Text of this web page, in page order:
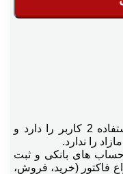
نرم افزار شبکه کد15فقط امکان استفاده 2 کاربر را دارد و
را ندارد.
های بانکی و ثبت
فاکتور (خرید، فروش،